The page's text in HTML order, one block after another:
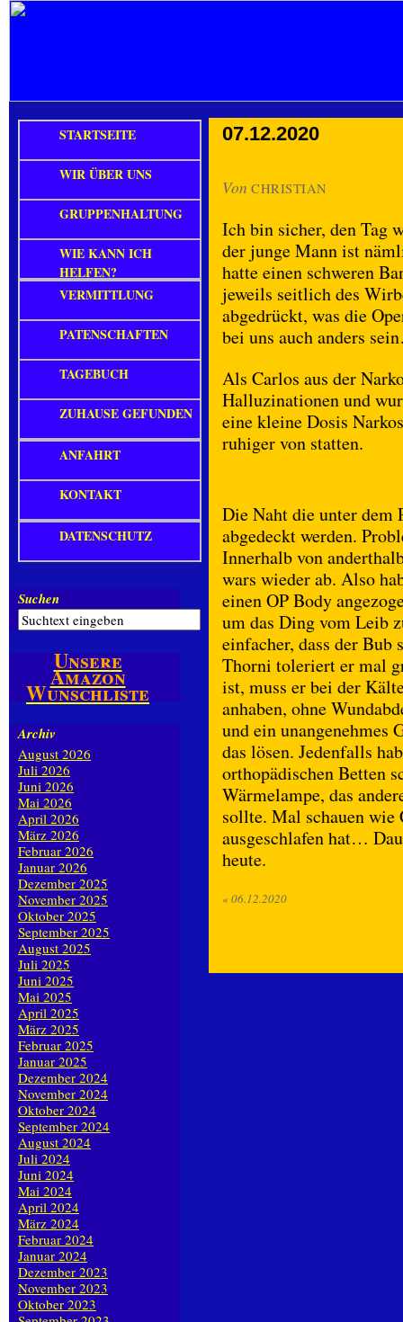
07.12.2020
Von CHRISTIAN
Ich bin sicher, den Tag
der junge Mann ist
hatte einen schweren
jeweils seitlich des
abgedrückt, was die
bei uns auch anders
Als Carlos aus der
Halluzinationen und
eine kleine Dosis
ruhiger von statten.
Die Naht die unter dem
abgedeckt werden.
Innerhalb von
wars wieder ab. Also
einen OP Body
um das Ding vom Leib
einfacher, dass der
Thorni toleriert er mal
ist, muss er bei der
anhaben, ohne
und ein unangenehmes
das lösen. Jedenfalls
orthopädischen Betten
Wärmelampe, das
sollte. Mal schauen
ausgeschlafen hat…
heute.
« 06.12.2020
STARTSEITE
WIR ÜBER UNS
GRUPPENHALTUNG
WIE KANN ICH
HELFEN?
VERMITTLUNG
PATENSCHAFTEN
TAGEBUCH
ZUHAUSE GEFUNDEN
ANFAHRT
KONTAKT
DATENSCHUTZ
Suchen
Unsere
Amazon
Wunschliste
Archiv
August 2026
Juli 2026
Juni 2026
Mai 2026
April 2026
März 2026
Februar 2026
Januar 2026
Dezember 2025
November 2025
Oktober 2025
September 2025
August 2025
Juli 2025
Juni 2025
Mai 2025
April 2025
März 2025
Februar 2025
Januar 2025
Dezember 2024
November 2024
Oktober 2024
September 2024
August 2024
Juli 2024
Juni 2024
Mai 2024
April 2024
März 2024
Februar 2024
Januar 2024
Dezember 2023
November 2023
Oktober 2023